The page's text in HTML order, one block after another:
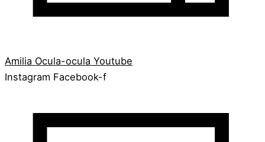
Amilia Ocula-ocula Youtube
Instagram Facebook-f